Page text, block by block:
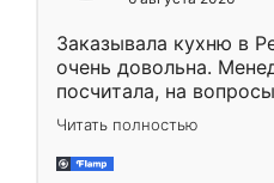
Заказывала кухню в
очень довольна.
посчитала, на
Замерщик приехал в
делу со всей
за день, ребята
Читать полностью